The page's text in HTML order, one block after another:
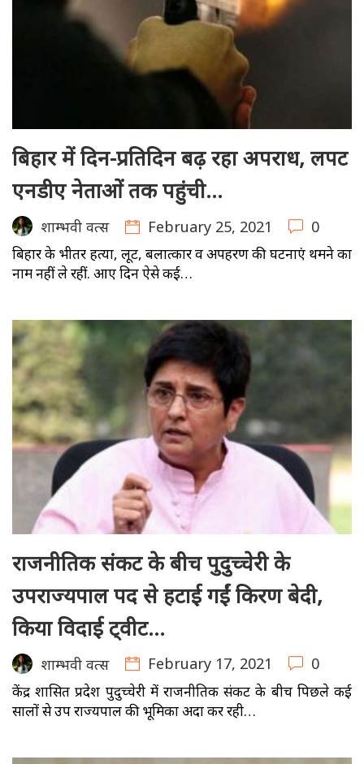
बिहार में दिन-प्रतिदिन बढ़ रहा अपराध, लपट
एनडीए नेताओं तक पहुंची…
शाम्भवी वत्स February 25, 2021 0
बिहार के भीतर हत्या, लूट, बलात्कार व अपहरण की घटनाएं थमने का
नाम नहीं ले रहीं. आए दिन ऐसे कई…
राजनीतिक संकट के बीच पुदुच्चेरी के
उपराज्यपाल पद से हटाई गईं किरण बेदी,
किया विदाई ट्वीट…
शाम्भवी वत्स February 17, 2021 0
केंद्र शासित प्रदेश पुदुच्चेरी में राजनीतिक संकट के बीच पिछले कई
सालों से उप राज्यपाल की भूमिका अदा कर रही…